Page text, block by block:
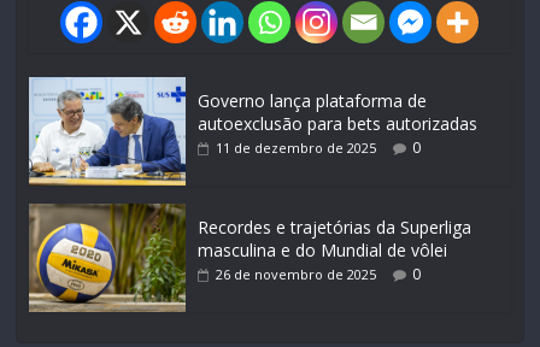
Governo lança plataforma de
autoexclusão para bets autorizadas
11 de dezembro de 2025 0
Recordes e trajetórias da Superliga
masculina e do Mundial de vôlei
26 de novembro de 2025 0